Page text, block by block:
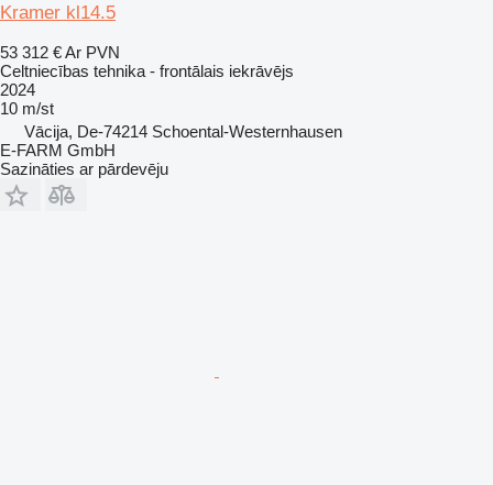
Kramer kl14.5
53 312 €Ar PVN
Celtniecības tehnika - frontālais iekrāvējs
2024
10 m/st
Vācija, De-74214 Schoental-Westernhausen
E-FARM GmbH
Sazināties ar pārdevēju